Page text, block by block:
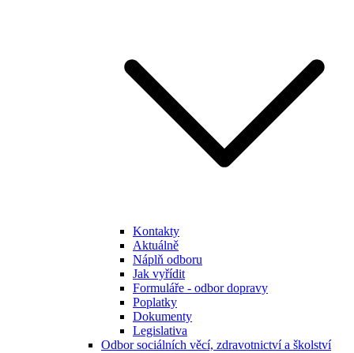
Kontakty
Aktuálně
Náplň odboru
Jak vyřídit
Formuláře - odbor dopravy
Poplatky
Dokumenty
Legislativa
Odbor sociálních věcí, zdravotnictví a školství